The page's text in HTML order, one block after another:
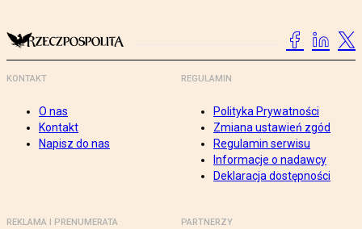
KONTAKT
O nas
Kontakt
Napisz do nas
REGULAMIN
Polityka Prywatności
Zmiana ustawień zgód
Regulamin serwisu
Informacje o nadawcy
Deklaracja dostępności
REKLAMA I PRENUMERATA PARTNERZY